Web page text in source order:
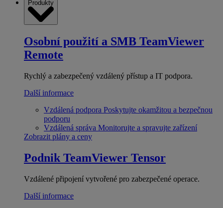
Produkty
Osobní použití a SMB TeamViewer
Remote
Rychlý a zabezpečený vzdálený přístup a IT podpora.
Další informace
Vzdálená podpora Poskytujte okamžitou a bezpečnou
podporu
Vzdálená správa Monitorujte a spravujte zařízení
Zobrazit plány a ceny
Podnik TeamViewer Tensor
Vzdálené připojení vytvořené pro zabezpečené operace.
Další informace